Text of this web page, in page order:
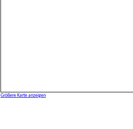
Größere Karte anzeigen